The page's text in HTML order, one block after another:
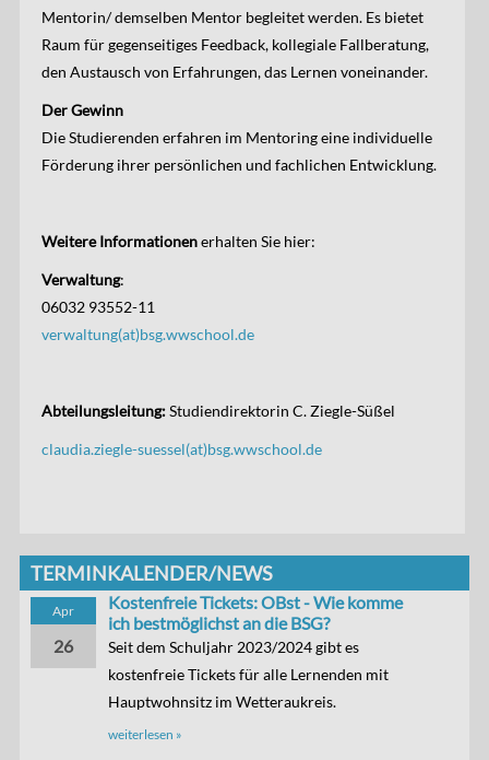
Mentorin/ demselben Mentor begleitet werden. Es bietet
Raum für gegenseitiges Feedback, kollegiale Fallberatung,
den Austausch von Erfahrungen, das Lernen voneinander.
Der Gewinn
Die Studierenden erfahren im Mentoring eine individuelle
Förderung ihrer persönlichen und fachlichen Entwicklung.
Weitere Informationenerhalten Sie hier:
Verwaltung:
06032 93552-11
verwaltung(at)bsg.wwschool.de
Abteilungsleitung:Studiendirektorin C. Ziegle-Süßel
claudia.ziegle-suessel(at)bsg.wwschool.de
TERMINKALENDER/NEWS
Apr
26
Kostenfreie Tickets: OBst - Wie komme
ich bestmöglichst an die BSG?
Seit dem Schuljahr 2023/2024 gibt es
kostenfreie Tickets für alle Lernenden mit
Hauptwohnsitz im Wetteraukreis.
weiterlesen »